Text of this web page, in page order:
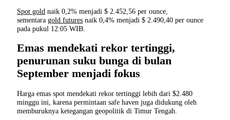
Spot gold naik 0,2% menjadi $ 2.452,56 per ounce,
sementaragold futures naik 0,4% menjadi $ 2.490,40 per ounce
pada pukul 12:05 WIB.
Emas mendekati rekor tertinggi,
penurunan suku bunga di bulan
September menjadi fokus
Harga emas spot mendekati rekor tertinggi lebih dari $2.480
minggu ini, karena permintaan safe haven juga didukung oleh
memburuknya ketegangan geopolitik di Timur Tengah.